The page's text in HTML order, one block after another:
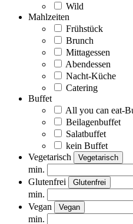
Wild
Mahlzeiten
Frühstück
Brunch
Mittagessen
Abendessen
Nacht-Küche
Catering
Buffet
All you can eat-
Beilagenbuffet
Salatbuffet
kein Buffet
Vegetarisch
Vegetarisch
min.
Glutenfrei
Glutenfrei
min.
Vegan
Vegan
min.